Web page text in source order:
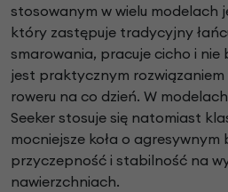
stosowanym w wielu modelach
który zastępuje tradycyjny
smarowania, pracuje cicho i
jest praktycznym
roweru na co dzień. W
Seeker stosuje się natomiast
mocniejsze koła o agresywnym
przyczepność i stabilność na
nawierzchniach.